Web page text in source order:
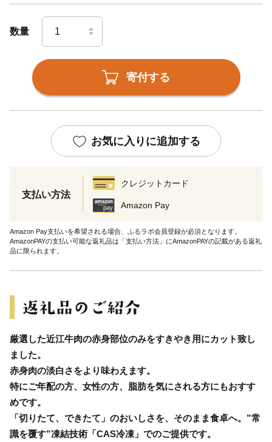
数量
寄付する
お気に入りに追加する
支払い方法
クレジットカード
Amazon Pay
Amazon Pay支払いを希望される場合、ふるラボ会員登録が必須となります。
AmazonPAYの支払い可能な返礼品は「支払い方法」にAmazonPAYの記載がある返礼
品に限られます。
厳選した近江牛肉の赤身部位のみをすきやき用にカット致し
ました。
赤身肉の淡白さをより味わえます。
特にご年配の方、女性の方、脂肪を気にされる方にもおすす
めです。
「切りたて、できたて」のおいしさを、そのまま食卓へ。”常
識を覆す”凍結技術「CAS冷凍」でのご提供です。